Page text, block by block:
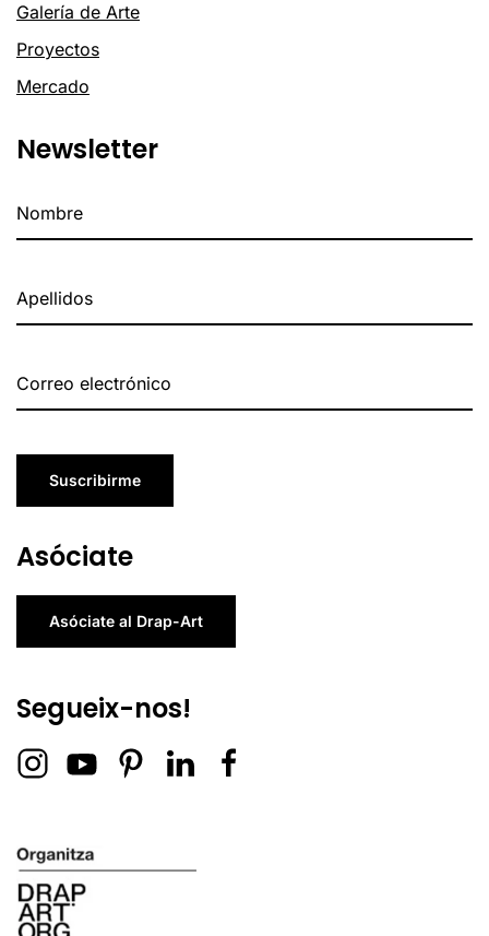
Galería de Arte
Proyectos
Mercado
Newsletter
Suscribirme
Asóciate
Asóciate al Drap-Art
Segueix-nos!